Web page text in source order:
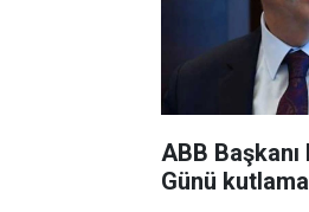
ABB
Günü